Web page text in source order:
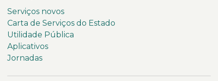
Serviços novos
Carta de Serviços do Estado
Utilidade Pública
Aplicativos
Jornadas